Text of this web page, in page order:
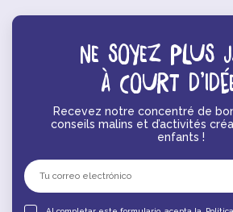
Ne soyez plus
à court
Recevez notre concentré de
conseils malins et d’activités
enfants !